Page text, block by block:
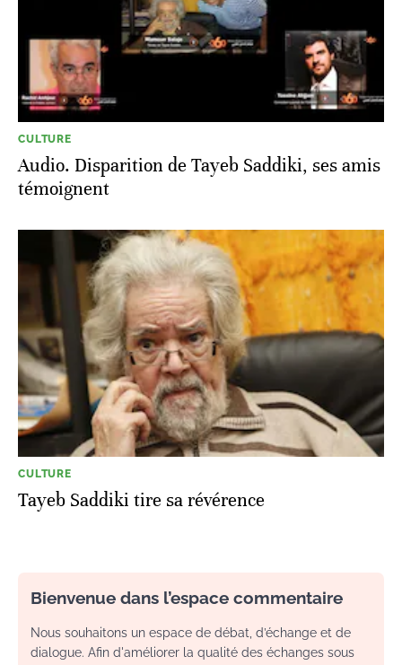
CULTURE
Audio. Disparition de Tayeb Saddiki, ses amis
témoignent
CULTURE
Tayeb Saddiki tire sa révérence
Bienvenue dans l’espace commentaire
Nous souhaitons un espace de débat, d’échange et de
dialogue. Afin d'améliorer la qualité des échanges sous